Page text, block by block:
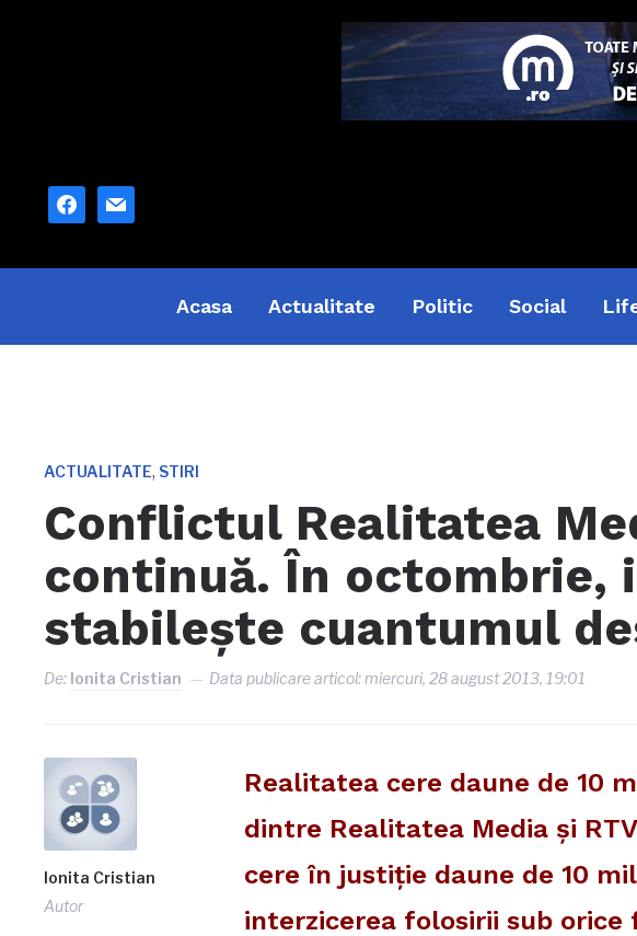
facebook
mail
Acasa Actualitate Politic Social
ACTUALITATE, STIRI
Conflictul Realitatea
continuă. În octombrie,
stabileşte cuantumul
De: Ionita Cristian Data publicare articol: miercuri, 28 august 2013, 19:01
Ionita Cristian
Autor
Realitatea cere daune de 10
dintre Realitatea Media şi
cere în justiţie daune de 10
interzicerea folosirii sub orice